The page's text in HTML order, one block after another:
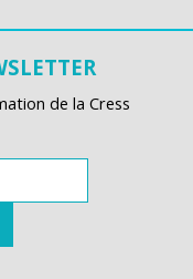
de la Cress